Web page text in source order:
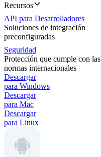
Recursos
API para Desarrolladores
Soluciones de integración
preconfiguradas
Seguridad
Protección que cumple con las
normas internacionales
Descargar
para Windows
Descargar
para Mac
Descargar
para Linux